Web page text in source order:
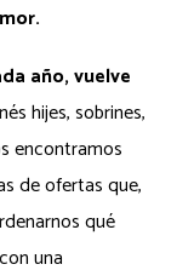
año, vuelve
hijes, sobrines,
encontramos
de ofertas que,
qué
una